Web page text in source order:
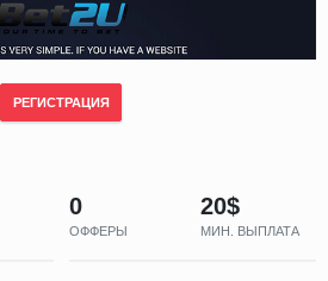
0
ОФФЕРЫ
20$
МИН. ВЫПЛАТА
РЕГИСТРАЦИЯ